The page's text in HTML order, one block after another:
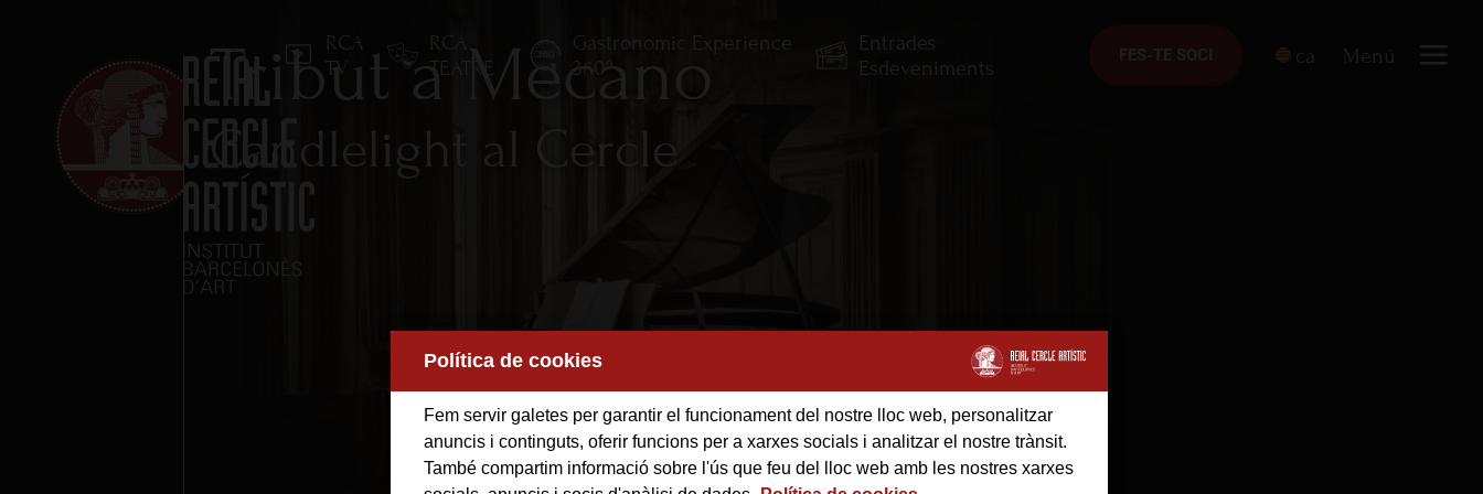
RCA
TV
RCA
TEATRE
Gastronomic Experience
360º
Entrades
Esdeveniments
ca Menú
FES-TE SOCI
Inici
Reial Cercle Artístic
Programes i Activitats
Tribut a Mecano
Candlelight al Cercle
Política de cookies
Fem servir galetes per garantir el funcionament del nostre lloc web, personalitzar
anuncis i continguts, oferir funcions per a xarxes socials i analitzar el nostre trànsit.
També compartim informació sobre l'ús que feu del lloc web amb les nostres xarxes